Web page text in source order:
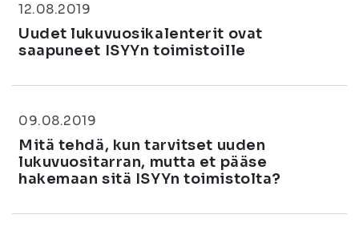
12.08.2019
Uudet lukuvuosikalenterit ovat
saapuneet ISYYn toimistoille
09.08.2019
Mitä tehdä, kun tarvitset uuden
lukuvuositarran, mutta et pääse
hakemaan sitä ISYYn toimistolta?